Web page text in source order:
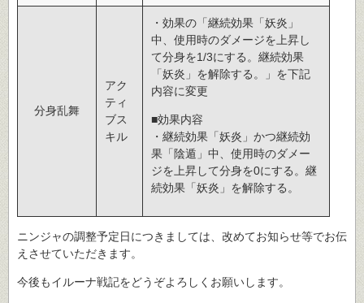
分身乱舞
アク
ティ
ブス
キル
・効果の「継続効果「妖炎」
中、使用時のダメージを上昇し
て分身を1/3にする。継続効果
「妖炎」を解除する。」を下記
内容に変更
■効果内容
・継続効果「妖炎」かつ継続効
果「陰遁」中、使用時のダメー
ジを上昇して分身を0にする。継
続効果「妖炎」を解除する。
ニンジャの調整予定日につきましては、改めてお知らせ等でお伝
えさせていただきます。
今後もイルーナ戦記をどうぞよろしくお願いします。